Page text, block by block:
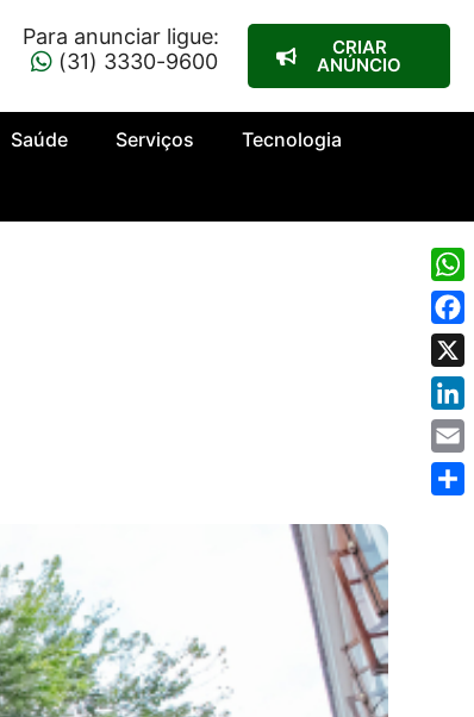
Para anunciar ligue:
(31) 3330-9600
CRIAR
ANÚNCIO
Saúde Serviços Tecnologia
X